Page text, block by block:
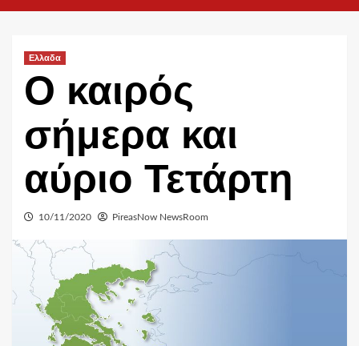
Ελλαδα
Ο καιρός
σήμερα και
αύριο Τετάρτη
10/11/2020 PireasNow NewsRoom